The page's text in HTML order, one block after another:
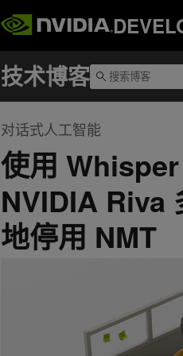
对话式人工智能
使用
NVIDIA Riva
地停用 NMT